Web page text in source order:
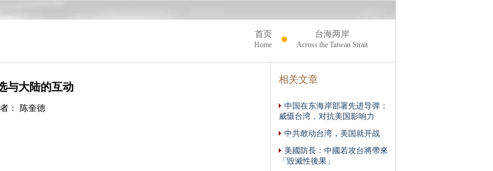
首页
Home
台海两岸
Across the Taiwan Strait
与大陆的互动
： 陈奎德
相关文章
中国在东海岸部署先进导弹：
威慑台湾，对抗美国影响力
中共敢动台湾，美国就开战
美國防長：中國若攻台將帶來
「毀滅性後果」